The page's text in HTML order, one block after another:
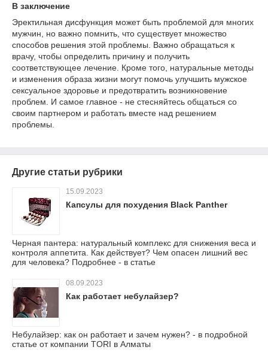
В заключение
Эректильная дисфункция может быть проблемой для многих
мужчин, но важно помнить, что существует множество
способов решения этой проблемы. Важно обращаться к
врачу, чтобы определить причину и получить
соответствующее лечение. Кроме того, натуральные методы
и изменения образа жизни могут помочь улучшить мужское
сексуальное здоровье и предотвратить возникновение
проблем. И самое главное - не стесняйтесь общаться со
своим партнером и работать вместе над решением
проблемы.
Другие статьи рубрики
15.09.2023
Капсулы для похудения Black Panther
Черная пантера: натуральный комплекс для снижения веса и
контроля аппетита. Как действует? Чем опасен лишний вес
для человека? Подробнее - в статье
08.09.2023
Как работает небулайзер?
Небулайзер: как он работает и зачем нужен? - в подробной
статье от компании TORI в Алматы